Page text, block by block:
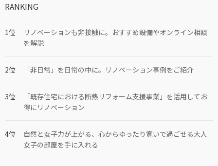
RANKING
リノベーションも非接触に。おすすめ設備やオンライン相談
を解説
「非日常」を日常の中に。リノベーション事例をご紹介
「既存住宅における断熱リフォーム支援事業」を活用してお
得にリノベーション
自然と女子力が上がる、心からゆったり寛いで過ごせる大人
女子の部屋を手に入れる